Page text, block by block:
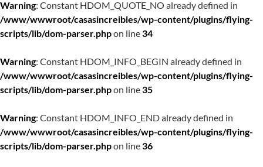
Warning: Constant HDOM_QUOTE_NO already defined in
/www/wwwroot/casasincreibles/wp-content/plugins/flying-
scripts/lib/dom-parser.phpon line34
Warning: Constant HDOM_INFO_BEGIN already defined in
/www/wwwroot/casasincreibles/wp-content/plugins/flying-
scripts/lib/dom-parser.phpon line35
Warning: Constant HDOM_INFO_END already defined in
/www/wwwroot/casasincreibles/wp-content/plugins/flying-
scripts/lib/dom-parser.phpon line36